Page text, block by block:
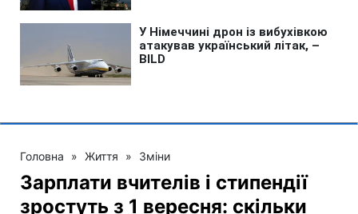
Головна » Життя » Зміни
Зарплати вчителів і стипендії
зростуть з 1 вересня: скільки